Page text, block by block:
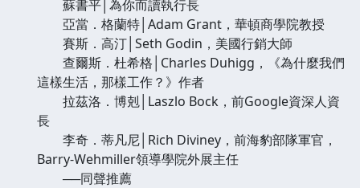
蘇書平│為你而讀執行長
亞當．格蘭特│Adam Grant，華頓商學院教授
賽斯．高汀│Seth Godin，美國行銷大師
查爾斯．杜希格│Charles Duhigg，《為什麼我們
這樣生活，那樣工作？》作者
拉茲洛．博剋│Laszlo Bock，前Google資深人資
長
李奇．蒂凡尼│Rich Diviney，前海豹部隊軍官，
Barry-Wehmiller領導學院外展主任
──同聲推薦